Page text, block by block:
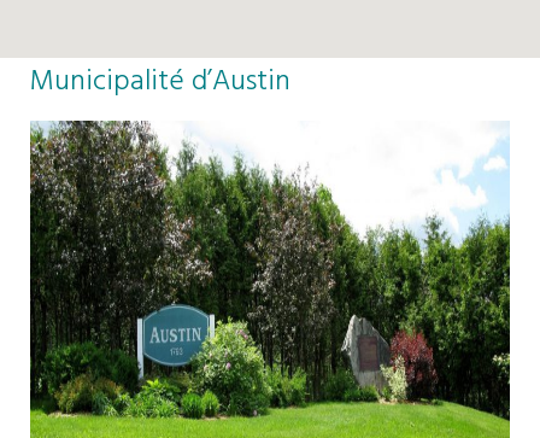
Municipalité d’Austin